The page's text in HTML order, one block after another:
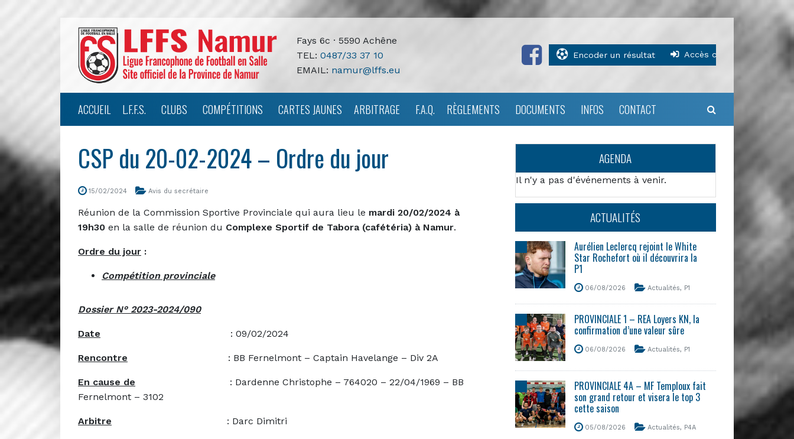
Fays 6c · 5590 Achêne
TEL: 0487/33 37 10
EMAIL: namur@lffs.eu
Encoder un résultat Accès clubs
ACCUEIL L.F.F.S. CLUBS COMPÉTITIONS CARTES JAUNES ARBITRAGE F.A.Q. RÈGLEMENTS DOCUMENTS INFOS CONTACT
CSP du 20-02-2024 – Ordre du jour
15/02/2024 Avis du secrétaire
Réunion de la Commission Sportive Provinciale qui aura lieu le mardi 20/02/2024 à
19h30 en la salle de réunion du Complexe Sportif de Tabora (cafétéria) à Namur.
Ordre du jour :
Compétition provinciale
Dossier N° 2023-2024/090
Date : 09/02/2024
Rencontre : BB Fernelmont – Captain Havelange – Div 2A
En cause de : Dardenne Christophe – 764020 – 22/04/1969 – BB
Fernelmont – 3102
Arbitre : Darc Dimitri
AGENDA
Il n'y a pas d'événements à venir.
ACTUALITÉS
Aurélien Leclercq rejoint le White
Star Rochefort où il découvrira la
P1
06/08/2026 Actualités, P1
PROVINCIALE 1 – REA Loyers KN, la
confirmation d’une valeur sûre
06/08/2026 Actualités, P1
PROVINCIALE 4A – MF Temploux fait
son grand retour et visera le top 3
cette saison
05/08/2026 Actualités, P4A